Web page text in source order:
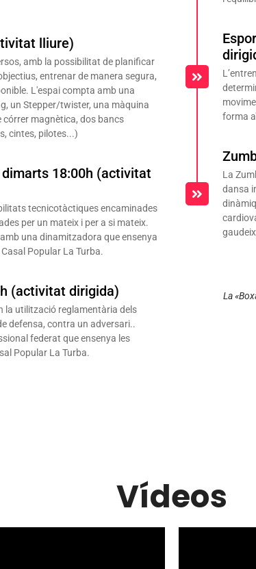
lliure)
amb la possibilitat de planificar
entrenar de manera segura,
L'espai compta amb una
un Stepper/twister, una màquina
magnètica, dos bancs
cintes, pilotes...)
18:00h (activitat
tecnicotàctiques encaminades
per un mateix i per a si mateix.
una dinamitzadora que ensenya
Popular La Turba.
(activitat dirigida)
la utilització reglamentària dels
defensa, contra un adversari..
federat que ensenya les
Popular La Turba.
forma
La
dansa
La
Vídeos